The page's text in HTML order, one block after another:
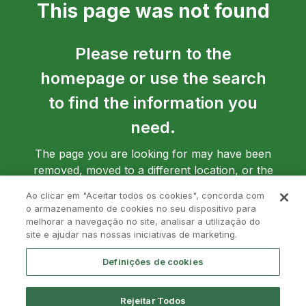
This page was not found
Please return to the
homepage or use the search
to find the information you
need.
The page you are looking for may have been
removed, moved to a different location, or the
Ao clicar em "Aceitar todos os cookies", concorda com
o armazenamento de cookies no seu dispositivo para
melhorar a navegação no site, analisar a utilização do
site e ajudar nas nossas iniciativas de marketing.
Definições de cookies
Rejeitar Todos